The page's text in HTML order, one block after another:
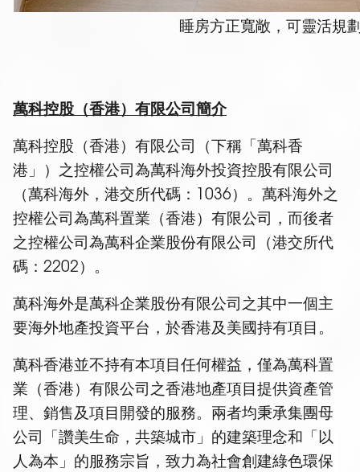
睡房方正寬敞，可靈活規
萬科控股 （香港）有限公司簡介
萬科控股（香港）有限公司（下稱「萬科香
港」）之控權公司為萬科海外投資控股有限公司
（萬科海外，港交所代碼：1036）。萬科海外之
控權公司為萬科置業（香港）有限公司，而後者
之控權公司為萬科企業股份有限公司（港交所代
碼：2202）。
萬科海外是萬科企業股份有限公司之其中一個主
要海外地產投資平台，於香港及美國持有項目。
萬科香港並不持有本項目任何權益，僅為萬科置
業（香港）有限公司之香港地產項目提供資產管
理、銷售及項目開發的服務。兩者均秉承集團母
公司「讚美生命，共築城市」的建築理念和「以
人為本」的服務宗旨，致力為社會創建綠色環保